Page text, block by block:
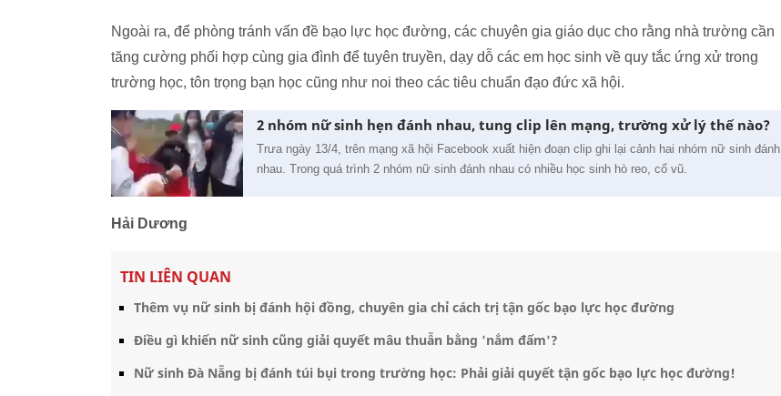
Ngoài ra, để phòng tránh vấn đề bạo lực học đường, các chuyên gia giáo dục cho rằng nhà trường cần
tăng cường phối hợp cùng gia đình để tuyên truyền, dạy dỗ các em học sinh về quy tắc ứng xử trong
trường học, tôn trọng bạn học cũng như noi theo các tiêu chuẩn đạo đức xã hội.
2 nhóm nữ sinh hẹn đánh nhau, tung clip lên mạng, trường xử lý thế nào?
Trưa ngày 13/4, trên mạng xã hội Facebook xuất hiện đoạn clip ghi lại cảnh hai nhóm nữ sinh đánh
nhau. Trong quá trình 2 nhóm nữ sinh đánh nhau có nhiều học sinh hò reo, cổ vũ.
Hải Dương
TIN LIÊN QUAN
Thêm vụ nữ sinh bị đánh hội đồng, chuyên gia chỉ cách trị tận gốc bạo lực học đường
Điều gì khiến nữ sinh cũng giải quyết mâu thuẫn bằng 'nắm đấm'?
Nữ sinh Đà Nẵng bị đánh túi bụi trong trường học: Phải giải quyết tận gốc bạo lực học đường!